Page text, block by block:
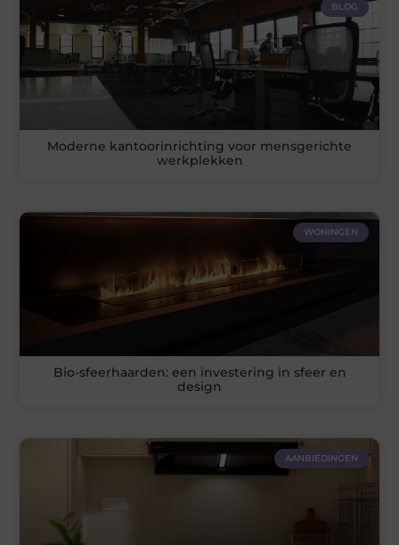
BLOG
Moderne kantoorinrichting voor mensgerichte
werkplekken
WONINGEN
Bio-sfeerhaarden: een investering in sfeer en
design
AANBIEDINGEN